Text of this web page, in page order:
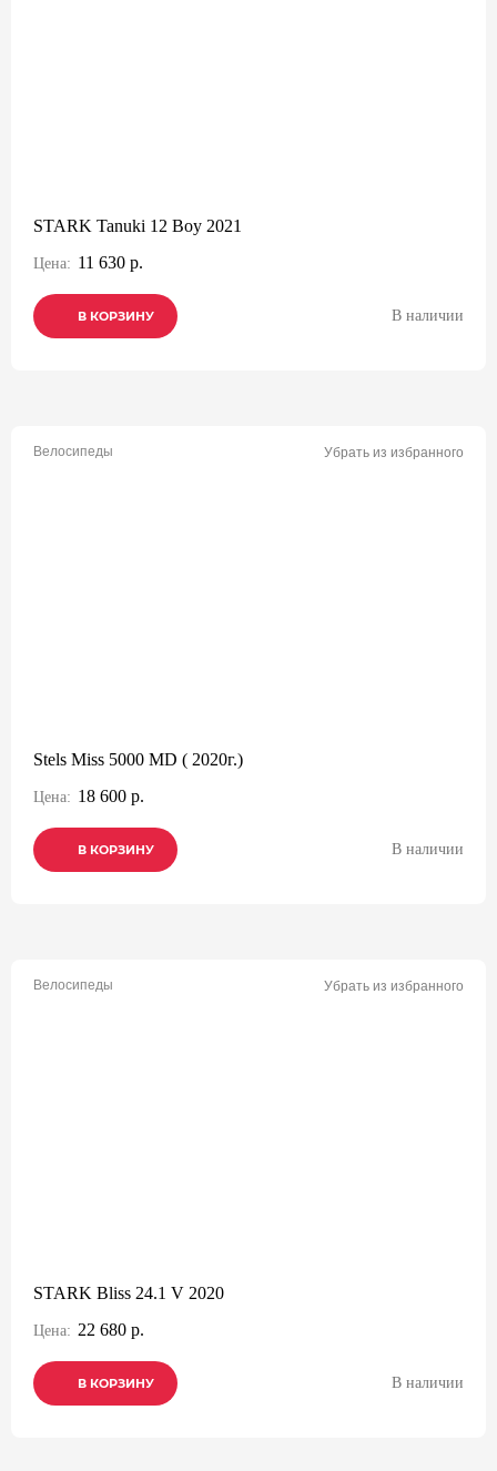
STARK Tanuki 12 Boy 2021
Цена: 11 630 р.
В КОРЗИНУ
В КОРЗИНУ
В КОРЗИНУ В наличии
Велосипеды Убрать из избранного
Stels Miss 5000 MD ( 2020г.)
Цена: 18 600 р.
В КОРЗИНУ
В КОРЗИНУ
В КОРЗИНУ В наличии
Велосипеды Убрать из избранного
STARK Bliss 24.1 V 2020
Цена: 22 680 р.
В КОРЗИНУ
В КОРЗИНУ
В КОРЗИНУ В наличии